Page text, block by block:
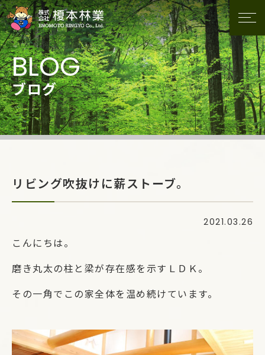
ブログ
リビング吹抜けに薪ストーブ。
2021.03.26
こんにちは。
磨き丸太の柱と梁が存在感を示すＬＤＫ。
その一角でこの家全体を温め続けています。